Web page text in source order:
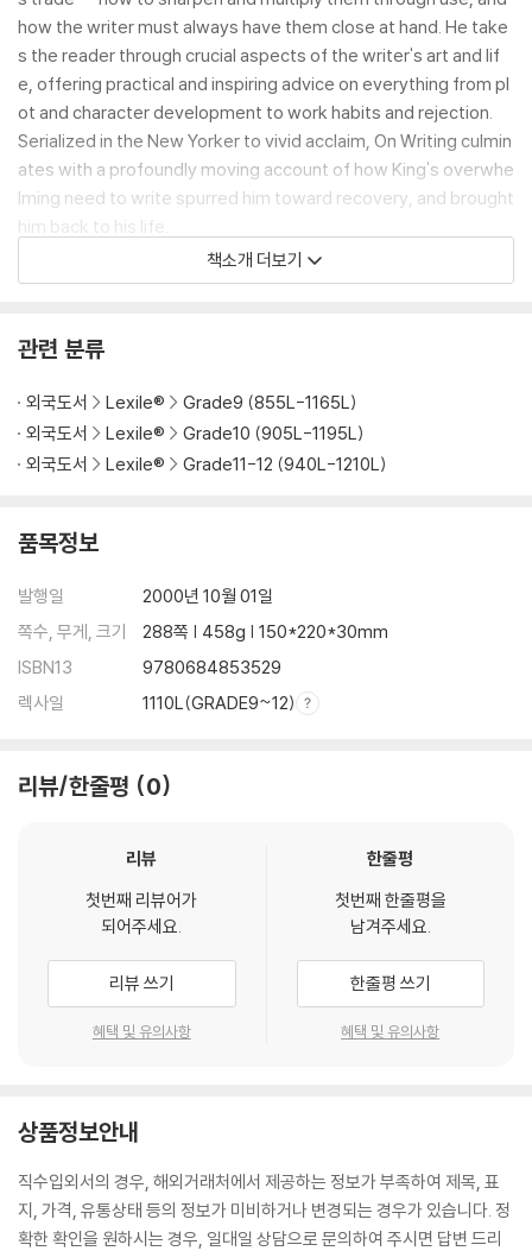
how the writer must always have them close at hand. He take
s the reader through crucial aspects of the writer's art and lif
e, offering practical and inspiring advice on everything from pl
ot and character development to work habits and rejection.
Serialized in the New Yorker to vivid acclaim, On Writing culmin
ates with a profoundly moving account of how King's overwhe
lming need to write spurred him toward recovery, and brought
him back to his life.
Brilliantly structured, friendly and inspiring, On Writing will emp
ower -- and entertain -- everyone who reads it.
책소개 더보기
관련 분류
외국도서 Lexile®
Grade9 (855L-1165L)
외국도서
Lexile®
Grade10 (905L-1195L)
외국도서
Lexile® Grade11-12 (940L-1210L)
품목정보
발행일
2000년 10월 01일
쪽수, 무게, 크기
288쪽 | 458g | 150*220*30mm
ISBN13
9780684853529
렉사일
1110L(GRADE9~12)
리뷰/한줄평 0
리뷰
첫번째 리뷰어가
되어주세요.
리뷰 쓰기
혜택 및 유의사항
한줄평
첫번째 한줄평을
남겨주세요.
한줄평 쓰기
혜택 및 유의사항
상품정보안내
직수입외서의 경우, 해외거래처에서 제공하는 정보가 부족하여 제목, 표
지, 가격, 유통상태 등의 정보가 미비하거나 변경되는 경우가 있습니다. 정
확한 확인을 원하시는 경우, 일대일 상담으로 문의하여 주시면 답변 드리